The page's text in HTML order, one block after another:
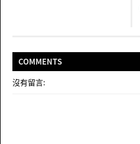
COMMENTS
沒有留言: